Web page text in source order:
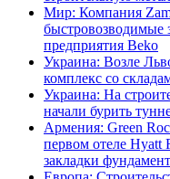
Мир: Компания
быстровозводимые
предприятия Beko
Украина: Возле
комплекс со
Украина: На
начали бурить
Армения: Green
первом отеле Hyatt
закладки